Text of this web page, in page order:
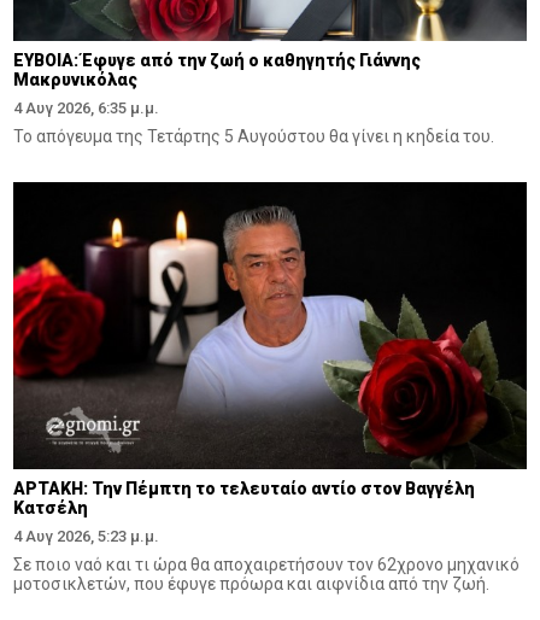
ΕΥΒΟΙΑ: Έφυγε από την ζωή ο καθηγητής Γιάννης
Μακρυνικόλας
4 Αυγ 2026, 6:35 μ.μ.
Το απόγευμα της Τετάρτης 5 Αυγούστου θα γίνει η κηδεία του.
ΑΡΤΑΚΗ: Την Πέμπτη το τελευταίο αντίο στον Βαγγέλη
Κατσέλη
4 Αυγ 2026, 5:23 μ.μ.
Σε ποιο ναό και τι ώρα θα αποχαιρετήσουν τον 62χρονο μηχανικό
μοτοσικλετών, που έφυγε πρόωρα και αιφνίδια από την ζωή.